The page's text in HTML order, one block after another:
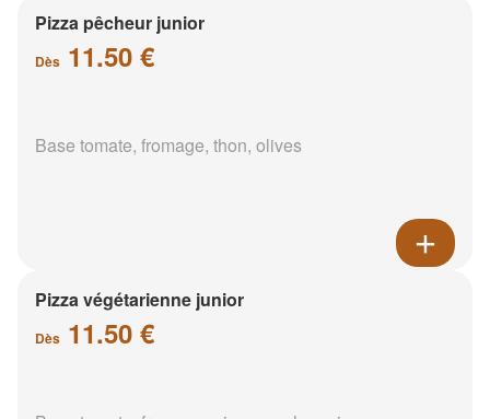
Pizza pêcheur junior
Dès 11.50 €
Base tomate, fromage, thon, olives
Pizza végétarienne junior
Dès 11.50 €